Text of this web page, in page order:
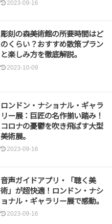
2023-09-16
彫刻の森美術館の所要時間はど
のくらい？おすすめ散策プラン
と楽しみ方を徹底解説。
2023-10-09
ロンドン・ナショナル・ギャラ
リー展：巨匠の名作揃い踏み！
コロナの憂鬱を吹き飛ばす大型
美術展。
2023-09-16
音声ガイドアプリ・「聴く美
術」が超快適！ロンドン・ナシ
ョナル・ギャラリー展で感動。
2023-09-16